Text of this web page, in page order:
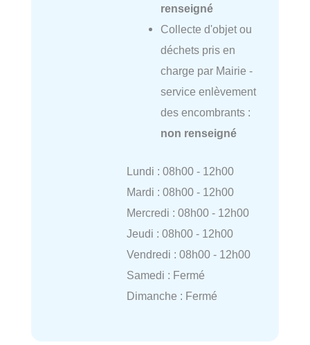
renseigné
Collecte d'objet ou
déchets pris en
charge par Mairie -
service enlèvement
des encombrants :
non renseigné
Lundi : 08h00 - 12h00
Mardi : 08h00 - 12h00
Mercredi : 08h00 - 12h00
Jeudi : 08h00 - 12h00
Vendredi : 08h00 - 12h00
Samedi : Fermé
Dimanche : Fermé